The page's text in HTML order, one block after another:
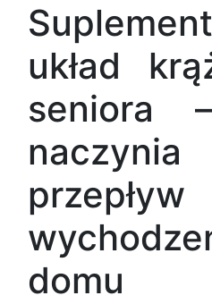
układ
seniora
domu